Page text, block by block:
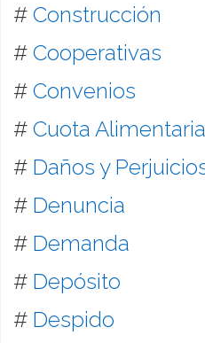
# Construcción
# Cooperativas
# Convenios
# Cuota Alimentaria
# Daños y
# Denuncia
# Demanda
# Depósito
# Despido